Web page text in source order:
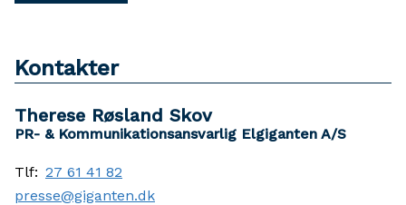
Kontakter
Therese Røsland Skov
PR- & Kommunikationsansvarlig Elgiganten A/S
Tlf: 27 61 41 82
presse@giganten.dk